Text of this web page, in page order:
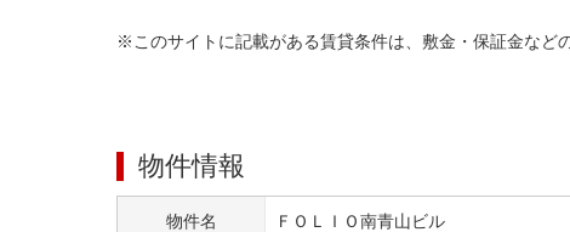
※このサイトに記載がある賃貸条件は、敷金・保証金など
物件情報
物件名 ＦＯＬＩＯ南青山ビル